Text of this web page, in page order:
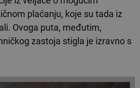
plaćanju, koje su tada iz
Ovoga puta, međutim,
zastoja stigla je izravno s